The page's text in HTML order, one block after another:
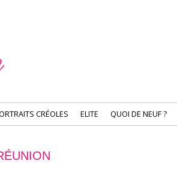
CRÉOLES ELITE QUOI DE NEUF ?